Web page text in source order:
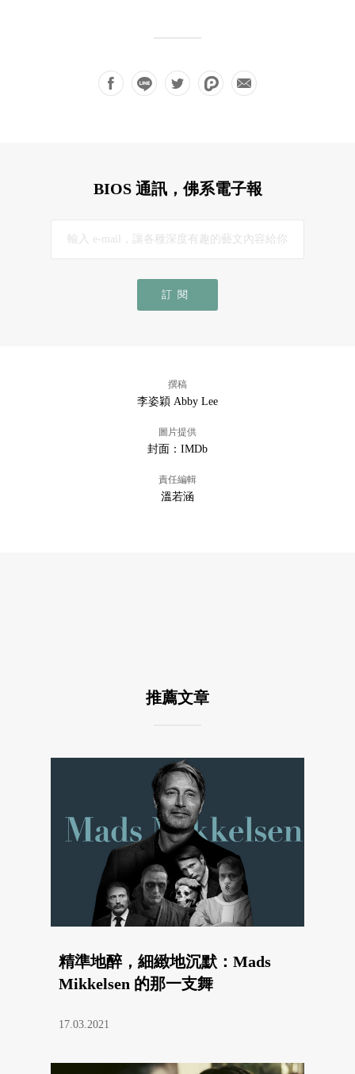
BIOS 通訊，佛系電子報
訂閱
撰稿
李姿穎 Abby Lee
圖片提供
封面：IMDb
責任編輯
溫若涵
推薦文章
精準地醉，細緻地沉默：Mads
Mikkelsen 的那一支舞
17.03.2021